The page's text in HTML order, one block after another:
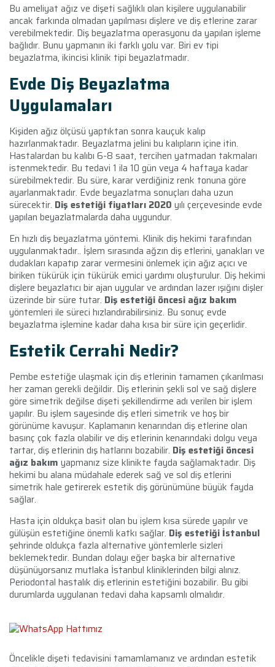
Bu ameliyat ağız ve dişeti sağlıklı olan kişilere uygulanabilir
ancak farkında olmadan yapılması dişlere ve diş etlerine zarar
verebilmektedir. Diş beyazlatma operasyonu da yapılan işleme
bağlıdır. Bunu yapmanın iki farklı yolu var. Biri ev tipi
beyazlatma, ikincisi klinik tipi beyazlatmadır.
Evde Diş Beyazlatma
Uygulamaları
Kişiden ağız ölçüsü yaptıktan sonra kauçuk kalıp
hazırlanmaktadır. Beyazlatma jelini bu kalıpların içine itin.
Hastalardan bu kalıbı 6-8 saat, tercihen yatmadan takmaları
istenmektedir. Bu tedavi 1 ila 10 gün veya 4 haftaya kadar
sürebilmektedir. Bu süre, karar verdiğiniz renk tonuna göre
ayarlanmaktadır. Evde beyazlatma sonuçları daha uzun
sürecektir. Diş estetiği fiyatları 2020 yılı çerçevesinde evde
yapılan beyazlatmalarda daha uygundur.
En hızlı diş beyazlatma yöntemi. Klinik diş hekimi tarafından
uygulanmaktadır.. İşlem sırasında ağzın diş etlerini, yanakları ve
dudakları kapatıp zarar vermesini önlemek için ağız açıcı ve
biriken tükürük için tükürük emici yardımı oluşturulur. Diş hekimi
dişlere beyazlatıcı bir ajan uygular ve ardından lazer ışığını dişler
üzerinde bir süre tutar. Diş estetiği öncesi ağız bakım
yöntemleri ile süreci hızlandırabilirsiniz. Bu sonuç evde
beyazlatma işlemine kadar daha kısa bir süre için geçerlidir.
Estetik Cerrahi Nedir?
Pembe estetiğe ulaşmak için diş etlerinin tamamen çıkarılması
her zaman gerekli değildir. Diş etlerinin şekli sol ve sağ dişlere
göre simetrik değilse dişeti şekillendirme adı verilen bir işlem
yapılır. Bu işlem sayesinde diş etleri simetrik ve hoş bir
görünüme kavuşur. Kaplamanın kenarından diş etlerine olan
basınç çok fazla olabilir ve diş etlerinin kenarındaki dolgu veya
tartar, diş etlerinin dış hatlarını bozabilir. Diş estetiği öncesi
ağız bakım yapmanız size klinikte fayda sağlamaktadır. Diş
hekimi bu alana müdahale ederek sağ ve sol diş etlerini
simetrik hale getirerek estetik diş görünümüne büyük fayda
sağlar.
Hasta için oldukça basit olan bu işlem kısa sürede yapılır ve
gülüşün estetiğine önemli katkı sağlar. Diş estetiği İstanbul
şehrinde oldukça fazla alternative yöntemlerle sizleri
beklemektedir. Bundan dolayı eğer başka bir alternative
düşünüyorsanız mutlaka İstanbul kliniklerinden bilgi alınız.
Periodontal hastalık diş etlerinin estetiğini bozabilir. Bu gibi
durumlarda uygulanan tedavi daha kapsamlı olmalıdır.
Öncelikle dişeti tedavisini tamamlamanız ve ardından estetik